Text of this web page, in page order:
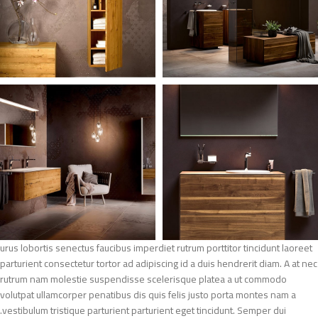
urus lobortis senectus faucibus imperdiet rutrum porttitor tincidunt laoreet
parturient consectetur tortor ad adipiscing id a duis hendrerit diam. A at nec
rutrum nam molestie suspendisse scelerisque platea a ut commodo
volutpat ullamcorper penatibus dis quis felis justo porta montes nam a
vestibulum tristique parturient parturient eget tincidunt. Semper dui.